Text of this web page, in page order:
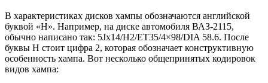
В характеристиках дисков хампы обозначаются английской
буквой «Н». Например, на диске автомобиля ВАЗ-2115,
обычно написано так: 5Jx14/H2/ЕT35/4×98/DIA 58.6. После
буквы H стоит цифра 2, которая обозначает конструктивную
особенность хампа. Вот несколько общепринятых кодировок
видов хампа: